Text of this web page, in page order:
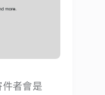
件者會是